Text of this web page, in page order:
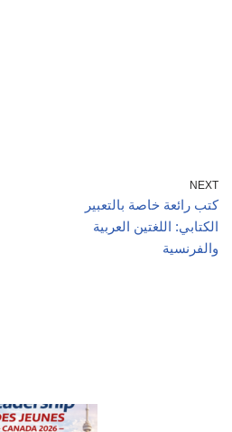
NEXT
كتب رائعة خاصة بالتعبير
الكتابي: اللغتين العربية
والفرنسية